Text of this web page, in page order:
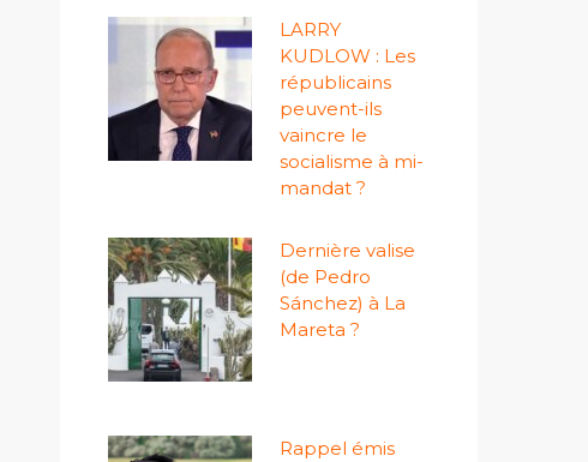
LARRY
KUDLOW : Les
républicains
peuvent-ils
vaincre le
socialisme à mi-
mandat ?
Dernière valise
(de Pedro
Sánchez) à La
Mareta ?
Rappel émis